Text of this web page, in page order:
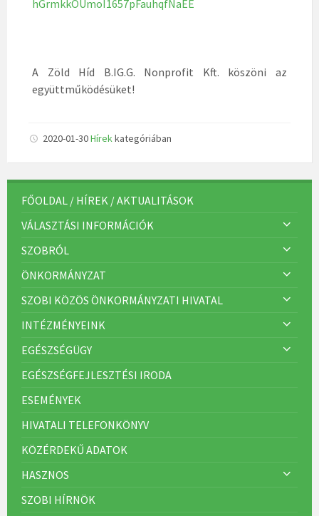
hGrmkkOUmoI1657pFauhqfNaEE
A Zöld Híd B.IG.G. Nonprofit Kft. köszöni az
együttműködésüket!
2020-01-30Hírekkategóriában
FŐOLDAL / HÍREK / AKTUALITÁSOK
VÁLASZTÁSI INFORMÁCIÓK
SZOBRÓL
ÖNKORMÁNYZAT
SZOBI KÖZÖS ÖNKORMÁNYZATI HIVATAL
INTÉZMÉNYEINK
EGÉSZSÉGÜGY
EGÉSZSÉGFEJLESZTÉSI IRODA
ESEMÉNYEK
HIVATALI TELEFONKÖNYV
KÖZÉRDEKŰ ADATOK
HASZNOS
SZOBI HÍRNÖK